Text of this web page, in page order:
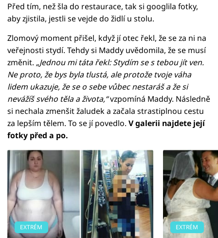
Před tím, než šla do restaurace, tak si googlila fotky,
aby zjistila, jestli se vejde do židlí u stolu.
Zlomový moment přišel, když jí otec řekl, že se za ni na
veřejnosti stydí. Tehdy si Maddy uvědomila, že se musí
změnit. „Jednou mi táta řekl: Stydím se s tebou jít ven.
Ne proto, že bys byla tlustá, ale protože tvoje váha
lidem ukazuje, že se o sebe vůbec nestaráš a že si
nevážíš svého těla a života,“vzpomíná Maddy. Následně
si nechala zmenšit žaludek a začala strastiplnou cestu
za lepším tělem. To se jí povedlo. V galerii najdete její
fotky před a po.
EXTRÉM EXTRÉM